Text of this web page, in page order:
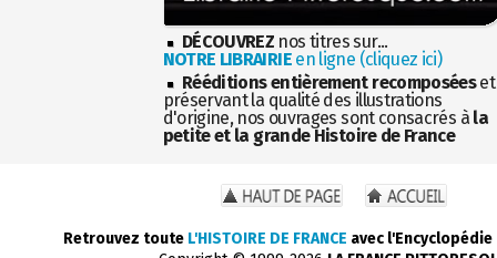
DÉCOUVREZ nos titres sur...
NOTRE LIBRAIRIEen ligne (cliquez ici)
Rééditions entièrement recomposéeset
préservant la qualité des illustrations
d'origine, nos ouvrages sont consacrés à la
petite et la grande Histoire de France
Retrouvez toute L'HISTOIRE DE FRANCE avec